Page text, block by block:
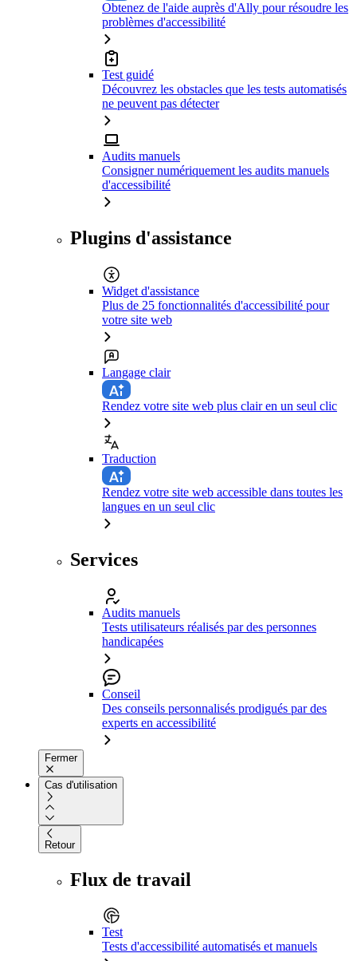
Obtenez de l'aide auprès d'Ally pour résoudre les
problèmes d'accessibilité
Test guidé
Découvrez les obstacles que les tests automatisés
ne peuvent pas détecter
Audits manuels
Consigner numériquement les audits manuels
d'accessibilité
Plugins d'assistance
Widget d'assistance
Plus de 25 fonctionnalités d'accessibilité pour
votre site web
Langage clair
Rendez votre site web plus clair en un seul clic
Traduction
Rendez votre site web accessible dans toutes les
langues en un seul clic
Services
Audits manuels
Tests utilisateurs réalisés par des personnes
handicapées
Conseil
Des conseils personnalisés prodigués par des
experts en accessibilité
Fermer
Cas d'utilisation
Retour
Flux de travail
Test
Tests d'accessibilité automatisés et manuels